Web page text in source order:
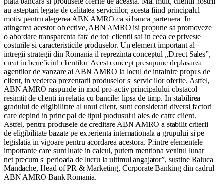
au asteptari legate de calitatea serviciilor, acesta fiind principalul
motiv pentru alegerea ABN AMRO ca si banca partenera. In
atingerea acestor obiective, ABN AMRO isi propune sa promoveze
o abordare transparenta fata de toti clientii sai in ceea ce priveste
costurile si caracteristicile produselor. Un element important al
intregii strategii din Romania il reprezinta conceptul „Direct Sales”,
creat in beneficiul clientilor. Acest concept presupune deplasarea
agentilor de vanzare ai ABN AMRO la locul de intalnire propus de
client, in vederea prezentarii produselor si serviciilor oferite. Astfel,
ABN AMRO raspunde in mod pro-activ principalului obstacol
resimtit de clienti in relatia cu bancile: lipsa de timp. In stabilirea
gradului de eligibilitate al unui client, sunt considerati diversi factori
care depind in principal de tipul produsului ales de catre client.
Astfel, pentru produsele de creditare ABN AMRO a stabilit criterii
de eligibilitate bazate pe experienta internationala a grupului si pe
legislatia in vigoare pentru acordarea acestora. Printre elementele
importante care sunt luate in calcul, putem mentiona venitul lunar
net precum si perioada de lucru la ultimul angajator”, sustine Raluca
Mandache, Head of PR & Marketing, Corporate Banking din cadrul
ABN AMRO Bank Romania.